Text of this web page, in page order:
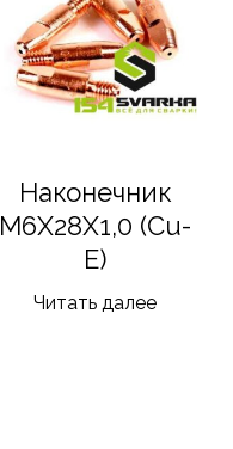
Наконечник
M6X28X1,0 (Cu-
E)
Читать далее